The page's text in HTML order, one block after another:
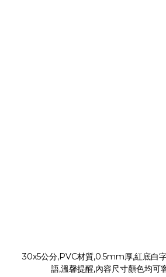
30x5公分,PVC材質,0.5mm厚,紅底白
語,溫馨提醒,內容尺寸顏色均可